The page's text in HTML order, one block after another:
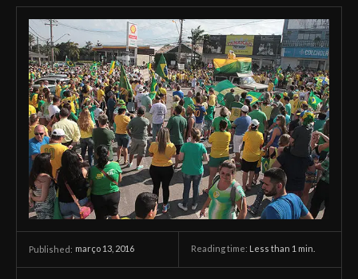
Published: março 13, 2016 Reading time: Less than 1 min.